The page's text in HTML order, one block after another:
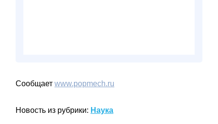
Сообщает www.popmech.ru
Новость из рубрики: Наука